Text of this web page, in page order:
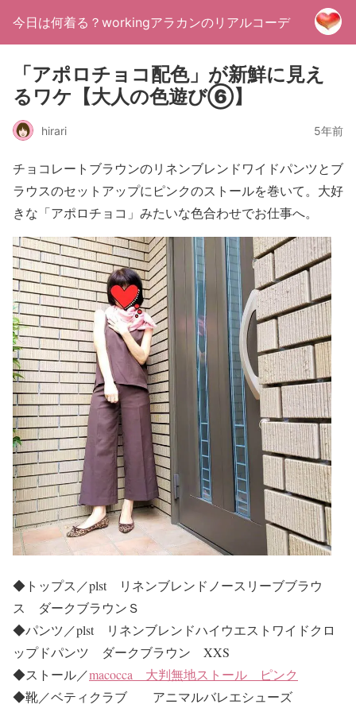
今日は何着る？workingアラカンのリアルコーデ
「アポロチョコ配色」が新鮮に見え
るワケ【大人の色遊び⑥】
hirari 5年前
チョコレートブラウンのリネンブレンドワイドパンツとブ
ラウスのセットアップにピンクのストールを巻いて。大好
きな「アポロチョコ」みたいな色合わせでお仕事へ。
◆トップス／plst リネンブレンドノースリーブブラウ
ス ダークブラウンＳ
◆パンツ／plst リネンブレンドハイウエストワイドクロ
ップドパンツ ダークブラウン XXS
◆ストール／macocca 大判無地ストール ピンク
◆靴／ベティクラブ アニマルバレエシューズ